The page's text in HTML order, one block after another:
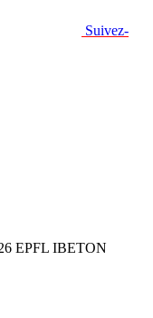
Suivez-
EPFL IBETON